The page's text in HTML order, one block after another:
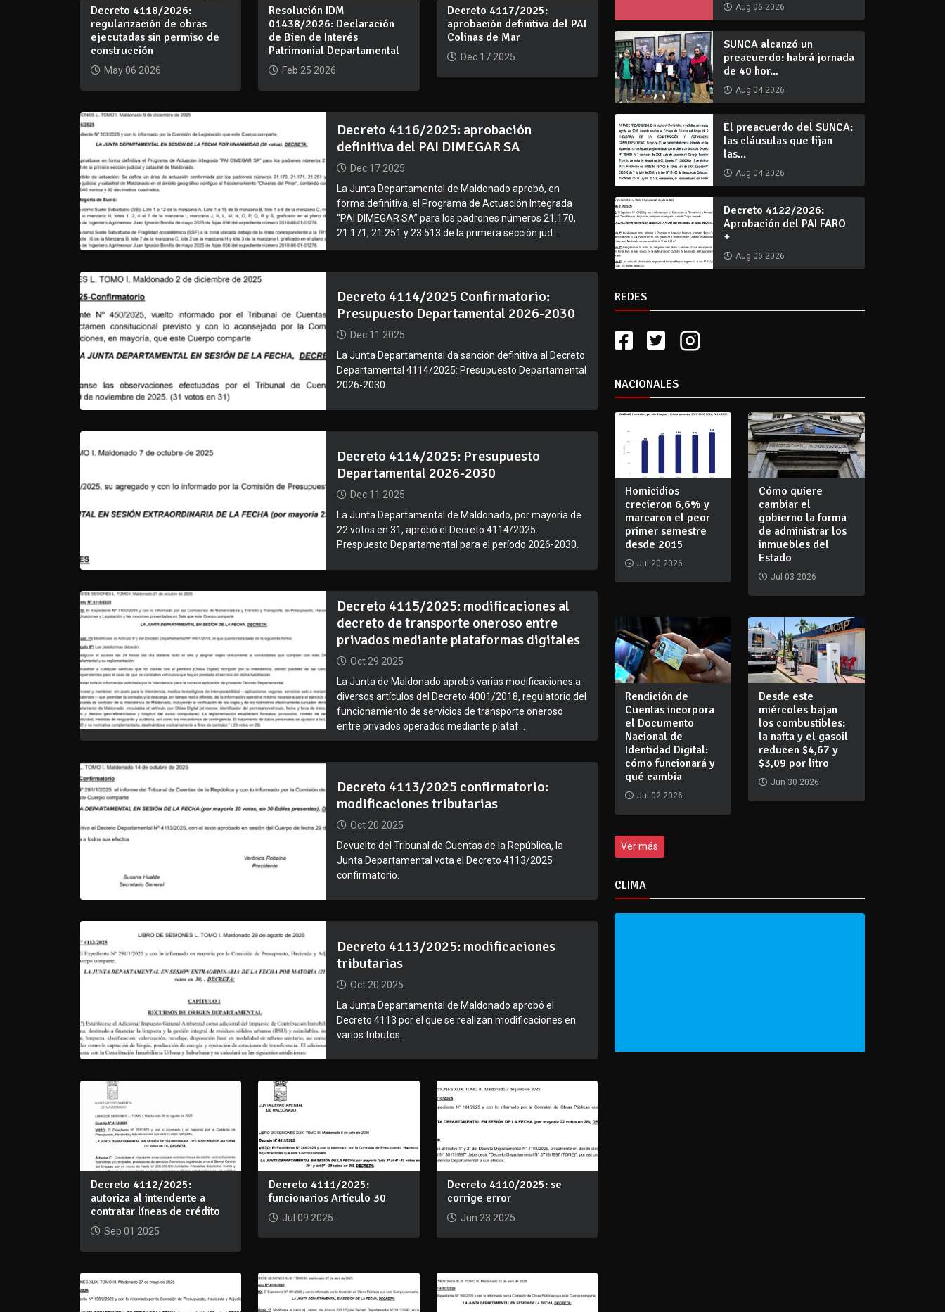
Decreto 4118/2026:
regularización de obras
ejecutadas sin permiso de
construcción
May 06 2026
Resolución IDM
01438/2026: Declaración
de Bien de Interés
Patrimonial Departamental
Feb 25 2026
Decreto 4117/2025:
aprobación definitiva del PAI
Colinas de Mar
Dec 17 2025
Decreto 4116/2025: aprobación
definitiva del PAI DIMEGAR SA
Dec 17 2025
La Junta Departamental de Maldonado aprobó, en
forma definitiva, el Programa de Actuación Integrada
“PAI DIMEGAR SA” para los padrones números 21.170,
21.171, 21.251 y 23.513 de la primera sección jud...
Decreto 4114/2025 Confirmatorio:
Presupuesto Departamental 2026-2030
Dec 11 2025
La Junta Departamental da sanción definitiva al Decreto
Departamental 4114/2025: Presupuesto Departamental
2026-2030.
Decreto 4114/2025: Presupuesto
Departamental 2026-2030
Dec 11 2025
La Junta Departamental de Maldonado, por mayoría de
22 votos en 31, aprobó el Decreto 4114/2025:
Prespuesto Departamental para el período 2026-2030.
Decreto 4115/2025: modificaciones al
decreto de transporte oneroso entre
privados mediante plataformas digitales
Oct 29 2025
La Junta de Maldonado aprobó varias modificaciones a
diversos artículos del Decreto 4001/2018, regulatorio del
funcionamiento de servicios de transporte oneroso
entre privados operados mediante plataf...
Decreto 4113/2025 confirmatorio:
modificaciones tributarias
Oct 20 2025
Devuelto del Tribunal de Cuentas de la República, la
Junta Departamental vota el Decreto 4113/2025
confirmatorio.
Decreto 4113/2025: modificaciones
tributarias
Oct 20 2025
La Junta Departamental de Maldonado aprobó el
Decreto 4113 por el que se realizan modificaciones en
varios tributos.
Decreto 4112/2025:
autoriza al intendente a
contratar líneas de crédito
Sep 01 2025
Decreto 4111/2025:
funcionarios Artículo 30
Jul 09 2025
Decreto 4110/2025: se
corrige error
Jun 23 2025
Aug 06 2026
SUNCA alcanzó un
preacuerdo: habrá jornada
de 40 hor...
Aug 04 2026
El preacuerdo del SUNCA:
las cláusulas que fijan
las...
Aug 04 2026
Decreto 4122/2026:
Aprobación del PAI FARO
+
Aug 06 2026
REDES
NACIONALES
Homicidios
crecieron 6,6% y
marcaron el peor
primer semestre
desde 2015
Jul 20 2026
Cómo quiere
cambiar el
gobierno la forma
de administrar los
inmuebles del
Estado
Jul 03 2026
Rendición de
Cuentas incorpora
el Documento
Nacional de
Identidad Digital:
cómo funcionará y
qué cambia
Jul 02 2026
Desde este
miércoles bajan
los combustibles:
la nafta y el gasoil
reducen $4,67 y
$3,09 por litro
Jun 30 2026
Ver más
CLIMA